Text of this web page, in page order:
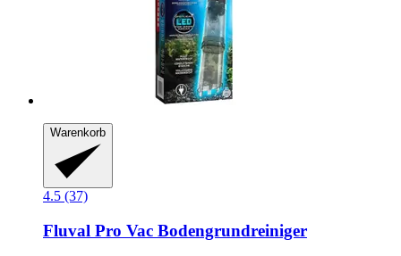
Warenkorb
4.5 (37)
Fluval Pro Vac Bodengrundreiniger